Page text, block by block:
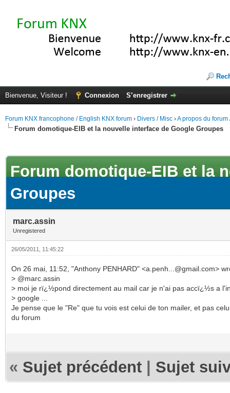
Bienvenue, Visiteur ! Connexion S’enregistrer
Forum KNX francophone / English KNX forum › Divers / Misc ›A propos du forum
Forum domotique-EIB et la nouvelle interface de Google Groupes
Forum domotique-EIB et la
Groupes
marc.assin
Unregistered
26/05/2011, 11:45:22
On 26 mai, 11:52, "Anthony PENHARD" <a.penh...@gmail.com>
> @marc.assin
> moi je rï¿½pond directement au mail car je n'ai pas accï¿½s a
> google ...
Je pense que le "Re" que tu vois est celui de ton mailer, et pas
du forum
« Sujet précédent Sujet